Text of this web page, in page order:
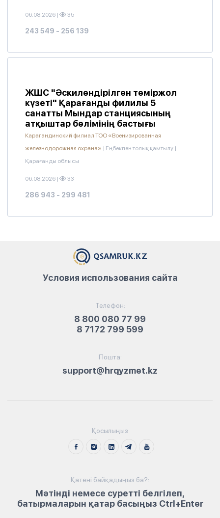
06.08.2026 | 35
243 549 - 256 139
ЖШС "Әскилендірілген теміржол
күзеті" Қарағанды филилы 5
санатты Мындар станциясының
атқыштар бөлімінің бастығы
Карагандинский филиал ТОО «Военизированная
железнодорожная охрана» | Еңбекпен толық қамтылу |
Қарағанды облысы
06.08.2026 | 33
286 943 - 299 481
Телефон:
8 800 080 77 99
8 7172 799 599
Пошта:
support@hrqyzmet.kz
Условия использования сайта
Қосылыңыз
Қатені байқадыңыз ба?:
Мәтінді немесе суретті белгілеп,
батырмаларын қатар басыңыз Ctrl+Enter